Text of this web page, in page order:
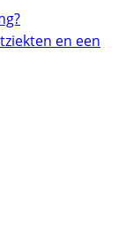
en een